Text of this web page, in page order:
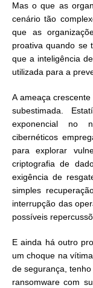
Mas o que as
cenário tão
que as
proativa quando se
que a inteligência
utilizada para a
A ameaça
subestimada.
exponencial no
cibernéticos
para explorar
criptografia de
exigência de
simples
interrupção das
possíveis
E ainda há outro
um choque na
de segurança,
ransomware com